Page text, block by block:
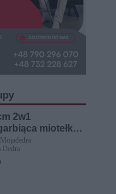
2w1
miotełka z
Dedra